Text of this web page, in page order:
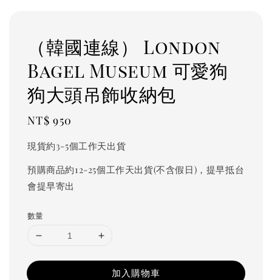
（韓國連線） London
Bagel Museum 可愛狗
狗大頭吊飾收納包
Regular
NT$ 950
現貨約3-5個工作天出貨
預購商品約12-25個工作天出貨(不含假日)，提早抵台
會提早寄出
數量
加入購物車